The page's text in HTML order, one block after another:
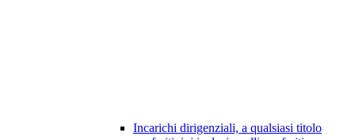
Incarichi dirigenziali, a qualsiasi titolo